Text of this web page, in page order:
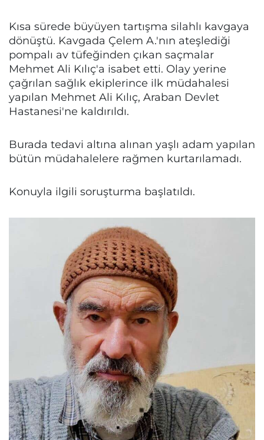
Kısa sürede büyüyen tartışma silahlı kavgaya
dönüştü. Kavgada Çelem A.'nın ateşlediği
pompalı av tüfeğinden çıkan saçmalar
Mehmet Ali Kılıç'a isabet etti. Olay yerine
çağrılan sağlık ekiplerince ilk müdahalesi
yapılan Mehmet Ali Kılıç, Araban Devlet
Hastanesi'ne kaldırıldı.
Burada tedavi altına alınan yaşlı adam yapılan
bütün müdahalelere rağmen kurtarılamadı.
Konuyla ilgili soruşturma başlatıldı.